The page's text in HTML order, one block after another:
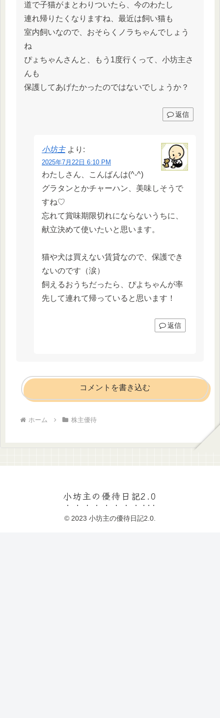
道で子猫がまとわりついたら、今のわたし
連れ帰りたくなりますね、最近は飼い猫も
室内飼いなので、おそらくノラちゃんでしょう
ね
ぴょちゃんさんと、もう1度行くって、小坊主さ
んも
保護してあげたかったのではないでしょうか？
返信
小坊主 より:
2025年7月22日 6:10 PM
わたしさん、こんばんは(^-^)
グラタンとかチャーハン、美味しそうで
すね♡
忘れて賞味期限切れにならないうちに、
献立決めて使いたいと思います。
猫や犬は買えない賃貸なので、保護でき
ないのです（涙）
飼えるおうちだったら、ぴよちゃんが率
先して連れて帰っていると思います！
返信
コメントを書き込む
ホーム 株主優待
小坊主の優待日記2.0
© 2023 小坊主の優待日記2.0.